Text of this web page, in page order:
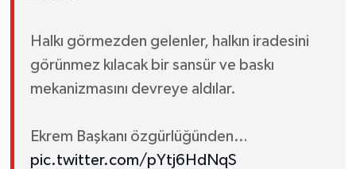
Halkı görmezden gelenler, halkın iradesini
görünmez kılacak bir sansür ve baskı
mekanizmasını devreye aldılar.
Ekrem Başkanı özgürlüğünden…
pic.twitter.com/pYtj6HdNqS